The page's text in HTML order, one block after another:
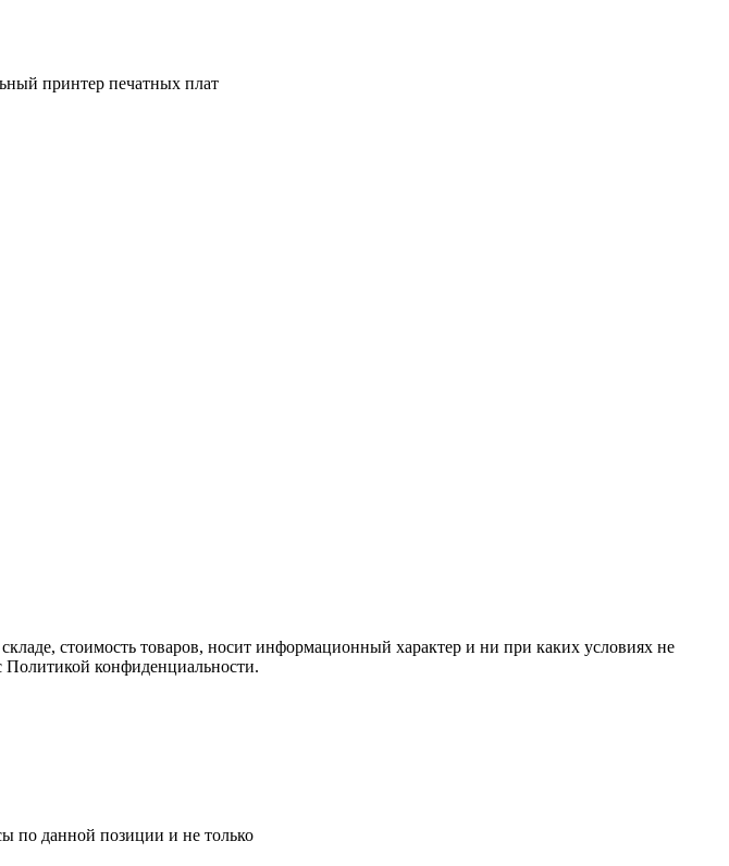
принтер печатных плат
стоимость товаров, носит информационный характер и ни при каких условиях не
Политикой конфиденциальности.
по данной позиции и не только